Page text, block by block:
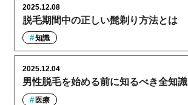
脱毛期間中の正しい髭剃り方法とは
2025.12.08
知識
男性脱毛を始める前に知るべき全知識
2025.12.04
医療